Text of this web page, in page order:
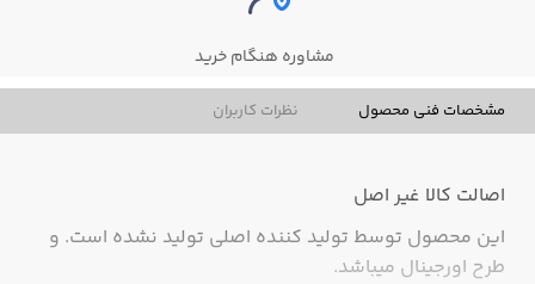
مشاوره هنگام خرید
مشخصات فنی محصول نظرات کاربران
اصالت کالا غیر اصل
این محصول توسط تولید کننده اصلی تولید نشده است. و
طرح اورجینال میباشد.